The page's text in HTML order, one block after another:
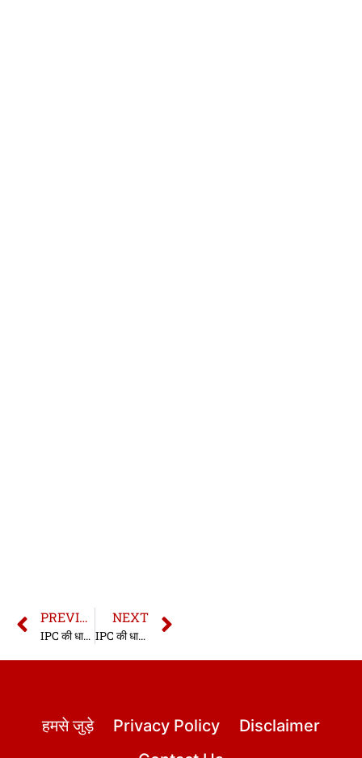
PREVIOUS
IPC की धारा 343 | धारा 343 भारतीय दण्ड संहिता | IPC Section 343 In Hindi
NEXT
IPC की धारा 345 | धारा 345 भारतीय दण्ड संहिता | IPC Section 345 In Hindi
हमसे जुड़े Privacy Policy
Disclaimer